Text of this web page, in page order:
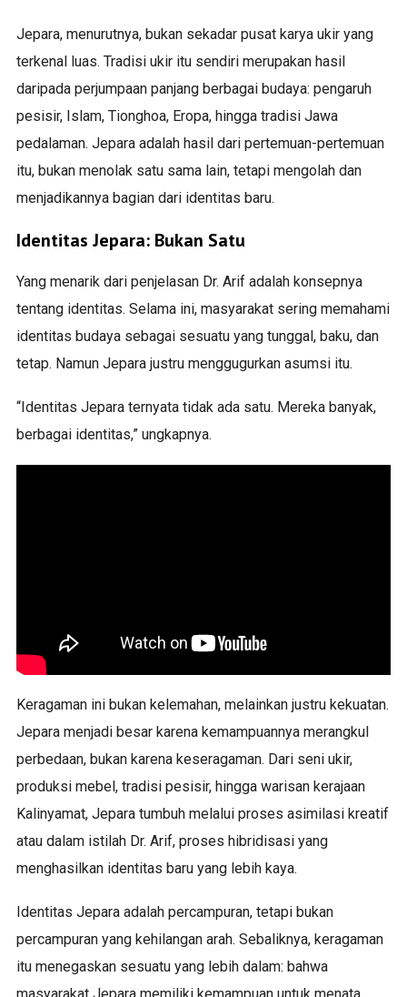
Jepara, menurutnya, bukan sekadar pusat karya ukir yang
terkenal luas. Tradisi ukir itu sendiri merupakan hasil
daripada perjumpaan panjang berbagai budaya: pengaruh
pesisir, Islam, Tionghoa, Eropa, hingga tradisi Jawa
pedalaman. Jepara adalah hasil dari pertemuan-pertemuan
itu, bukan menolak satu sama lain, tetapi mengolah dan
menjadikannya bagian dari identitas baru.
Identitas Jepara: Bukan Satu
Yang menarik dari penjelasan Dr. Arif adalah konsepnya
tentang identitas. Selama ini, masyarakat sering memahami
identitas budaya sebagai sesuatu yang tunggal, baku, dan
tetap. Namun Jepara justru menggugurkan asumsi itu.
“Identitas Jepara ternyata tidak ada satu. Mereka banyak,
berbagai identitas,” ungkapnya.
Keragaman ini bukan kelemahan, melainkan justru kekuatan.
Jepara menjadi besar karena kemampuannya merangkul
perbedaan, bukan karena keseragaman. Dari seni ukir,
produksi mebel, tradisi pesisir, hingga warisan kerajaan
Kalinyamat, Jepara tumbuh melalui proses asimilasi kreatif
atau dalam istilah Dr. Arif, proses hibridisasi yang
menghasilkan identitas baru yang lebih kaya.
Identitas Jepara adalah percampuran, tetapi bukan
percampuran yang kehilangan arah. Sebaliknya, keragaman
itu menegaskan sesuatu yang lebih dalam: bahwa